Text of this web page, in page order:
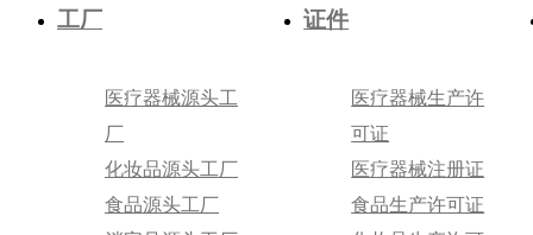
工厂
医疗器械源头工
厂
化妆品源头工厂
食品源头工厂
证件
医疗器械生产许
可证
医疗器械注册证
食品生产许可证